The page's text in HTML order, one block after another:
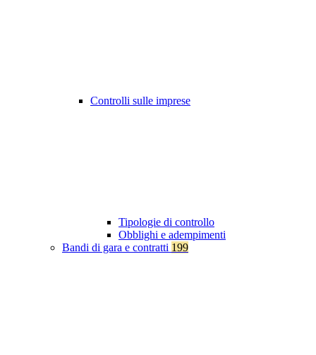
Controlli sulle imprese
Tipologie di controllo
Obblighi e adempimenti
Bandi di gara e contratti 199